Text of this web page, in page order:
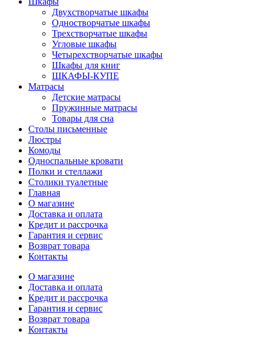
Двухстворчатые шкафы
Одностворчатые шкафы
Трехстворчатые шкафы
Угловые шкафы
Четырехстворчатые шкафы
Шкафы для книг
ШКАФЫ-КУПЕ
Матрасы
Детские матрасы
Пружинные матрасы
Товары для сна
Столы письменные
Люстры
Комоды
Односпальные кровати
Полки и стеллажи
Столики туалетные
Главная
О магазине
Доставка и оплата
Кредит и рассрочка
Гарантия и сервис
Возврат товара
Контакты
О магазине
Доставка и оплата
Кредит и рассрочка
Гарантия и сервис
Возврат товара
Контакты